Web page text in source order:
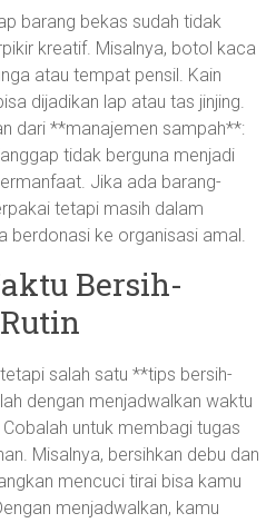
barang bekas sudah tidak
kreatif. Misalnya, botol kaca
atau tempat pensil. Kain
dijadikan lap atau tas jinjing.
dari **manajemen sampah**:
tidak berguna menjadi
Jika ada barang-
tetapi masih dalam
berdonasi ke organisasi amal.
Bersih-
salah satu **tips bersih-
dengan menjadwalkan waktu
untuk membagi tugas
Misalnya, bersihkan debu dan
mencuci tirai bisa kamu
menjadwalkan, kamu